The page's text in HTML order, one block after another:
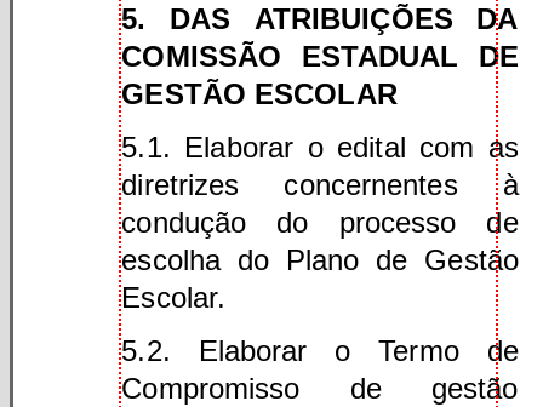
5. DAS ATRIBUIÇÕES DA
COMISSÃO ESTADUAL DE
GESTÃO ESCOLAR
5.1. Elaborar o edital com as
diretrizes concernentes à
condução do processo de
escolha do Plano de Gestão
Escolar.
5.2. Elaborar o Termo de
Compromisso de gestão